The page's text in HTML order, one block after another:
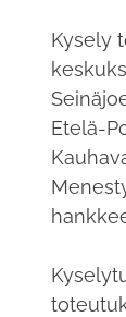
Kysely
Etelä-